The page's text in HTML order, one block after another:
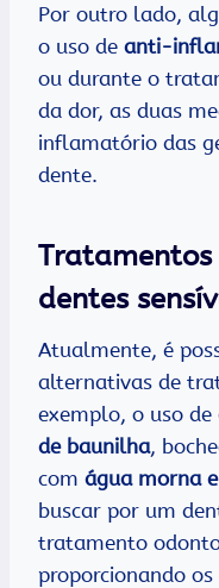
Por outro lado,
o uso de anti-
ou durante o
da dor, as duas
inflamatório das
dente.
Tratamentos
dentes
Atualmente, é
alternativas de
exemplo, o uso de
de baunilha,
com água morna
buscar por um
tratamento
proporcionando